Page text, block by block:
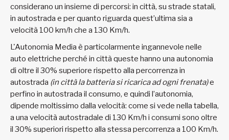
considerano un insieme di percorsi: in città, su strade statali,
in autostrada e per quanto riguarda quest’ultima sia a
velocità 100 km/h che a 130 Km/h.
L'Autonomia Media è particolarmente ingannevole nelle
auto elettriche perché in città queste hanno una autonomia
di oltre il 30% superiore rispetto alla percorrenza in
autostrada (in città la batteria si ricarica ad ogni frenata)e
perfino in autostrada il consumo, e quindi l’autonomia,
dipende moltissimo dalla velocità: come si vede nella tabella,
a una velocità autostradale di 130 Km/h i consumi sono oltre
il 30% superiori rispetto alla stessa percorrenza a 100 Km/h.